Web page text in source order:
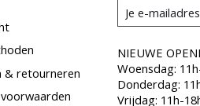
& retourneren
NIEUWE
Woensdag:
Donderdag:
Vrijdag: 11h-